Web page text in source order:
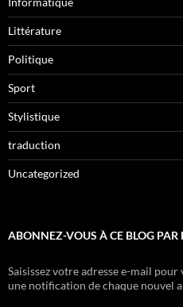
Littérature
Politique
Sport
Stylistique
traduction
Uncategorized
ABONNEZ-VOUS À CE BLOG PAR
Saisissez votre adresse e-mail
une notification de chaque nouvel